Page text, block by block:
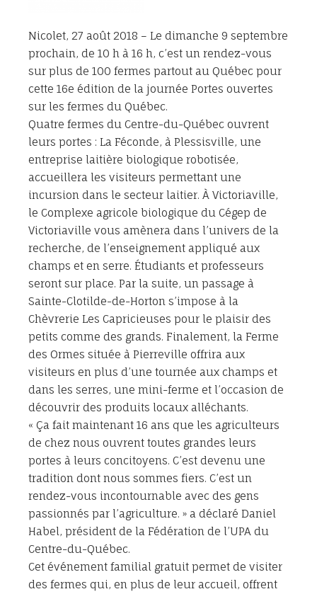
Nicolet, 27 août 2018 – Le dimanche 9 septembre
prochain, de 10 h à 16 h, c’est un rendez-vous
sur plus de 100 fermes partout au Québec pour
cette 16e édition de la journée Portes ouvertes
sur les fermes du Québec.
Quatre fermes du Centre-du-Québec ouvrent
leurs portes : La Féconde, à Plessisville, une
entreprise laitière biologique robotisée,
accueillera les visiteurs permettant une
incursion dans le secteur laitier. À Victoriaville,
le Complexe agricole biologique du Cégep de
Victoriaville vous amènera dans l’univers de la
recherche, de l’enseignement appliqué aux
champs et en serre. Étudiants et professeurs
seront sur place. Par la suite, un passage à
Sainte-Clotilde-de-Horton s’impose à la
Chèvrerie Les Capricieuses pour le plaisir des
petits comme des grands. Finalement, la Ferme
des Ormes située à Pierreville offrira aux
visiteurs en plus d’une tournée aux champs et
dans les serres, une mini-ferme et l’occasion de
découvrir des produits locaux alléchants.
« Ça fait maintenant 16 ans que les agriculteurs
de chez nous ouvrent toutes grandes leurs
portes à leurs concitoyens. C’est devenu une
tradition dont nous sommes fiers. C’est un
rendez-vous incontournable avec des gens
passionnés par l’agriculture. » a déclaré Daniel
Habel, président de la Fédération de l’UPA du
Centre-du-Québec.
Cet événement familial gratuit permet de visiter
des fermes qui, en plus de leur accueil, offrent